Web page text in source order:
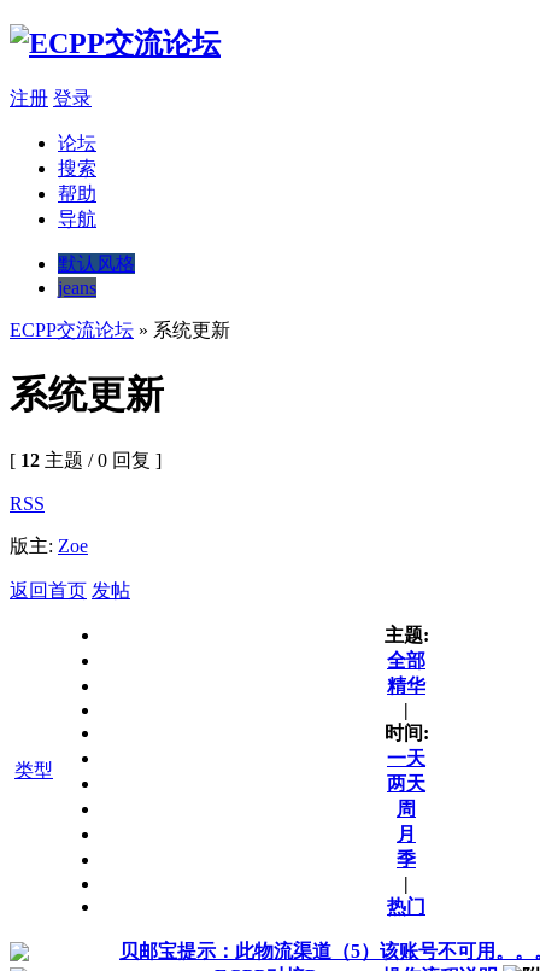
注册 登录
论坛
搜索
帮助
导航
默认风格
jeans
ECPP交流论坛 » 系统更新
系统更新
[ 12 主题 / 0 回复 ]
RSS
版主: Zoe
返回首页 发帖
类型
主题:
全部
精华
|
时间:
一天
两天
周
月
季
|
热门
贝邮宝提示：此物流渠道（5）该账号不可用。。